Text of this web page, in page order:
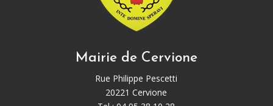
Mairie de Cervione
Rue Philippe Pescetti
20221 Cervione